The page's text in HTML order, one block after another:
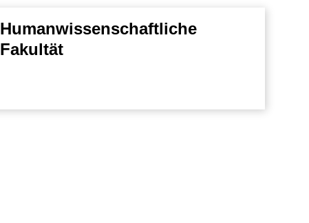
Humanwissenschaftliche
Fakultät